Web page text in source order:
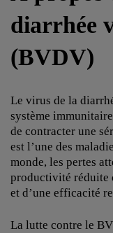
diarrhée
(BVDV)
Le virus de la
système
de contracter une
est l’une des
monde, les pertes
productivité réduite
et d’une efficacité
La lutte contre le